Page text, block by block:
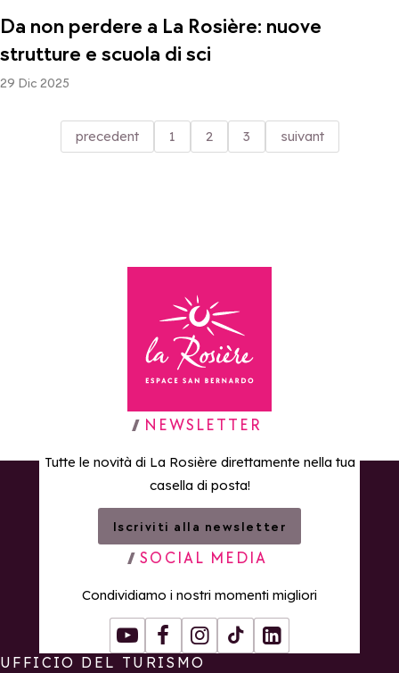
Da non perdere a La Rosière: nuove
strutture e scuola di sci
29 Dic 2025
precedent 1 2 3 suivant
Torna alla home page
NEWSLETTER
Tutte le novità di La Rosière direttamente nella tua
casella di posta!
Iscriviti alla newsletter
SOCIAL MEDIA
Condividiamo i nostri momenti migliori
YoutubeFacebookInstagram
Tiktok LinkedIn
UFFICIO DEL TURISMO